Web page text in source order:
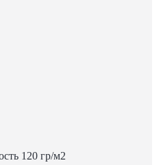
120 гр/м2